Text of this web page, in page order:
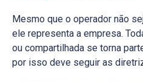
Mesmo que o operador não
ele representa a empresa.
ou compartilhada se torna
por isso deve seguir as